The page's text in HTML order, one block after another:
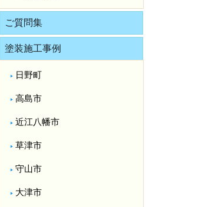
ご質問集
塗装施工事例
日野町
高島市
近江八幡市
草津市
守山市
大津市